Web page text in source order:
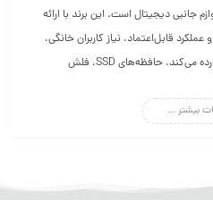
جانبی دیجیتال است. این برند با ارائه
قابل‌اعتماد، نیاز کاربران خانگی،
حرفه‌ای و صنعتی را به بهترین شکل برآورده می‌کند. حافظه‌های SSD، فلش
و مدیریت اطلاعات هستند. اگر به دنبال
بیشتر ...